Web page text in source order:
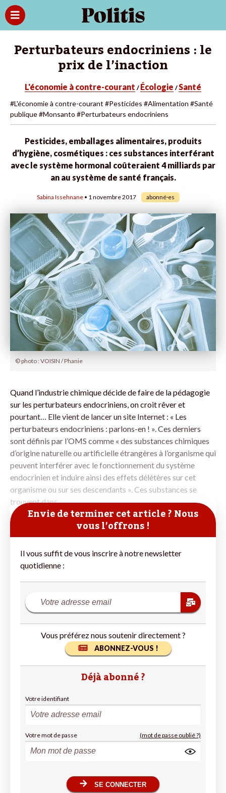
Perturbateurs endocriniens : le
prix de l’inaction
L'économie à contre-courant / Écologie /Santé
#L'économie à contre-courant #Pesticides #Alimentation #Santé
publique#Monsanto #Perturbateurs endocriniens
Pesticides, emballages alimentaires, produits
d’hygiène, cosmétiques : ces substances interférant
avec le système hormonal coûteraient 4 milliards par
an au système de santé français.
Sabina Issehnane • 1 novembre 2017 abonné·es
© photo : VOISIN / Phanie
Quand l’industrie chimique décide de faire de la pédagogie
sur les perturbateurs endocriniens, on croit rêver et
pourtant… Elle vient de lancer un site Internet : « Les
perturbateurs endocriniens : parlons-en ! ». Ces derniers
sont définis par l’OMS comme « des substances chimiques
d’origine naturelle ou artificielle étrangères à l’organisme qui
peuvent interférer avec le fonctionnement du système
endocrinien et induire ainsi des effets délétères sur cet
organisme ou sur ses descendants ». Ces substances se
trouvent dans
Envie de terminer cet article ? Nous
vous l’offrons !
Il vous suffit de vous inscrire à notre newsletter
quotidienne :
Vous préférez nous soutenir directement ?
ABONNEZ-VOUS !
Déjà abonné ?
Votre identifiant
Votre mot de passe (mot de passe oublié ?)
SE CONNECTER